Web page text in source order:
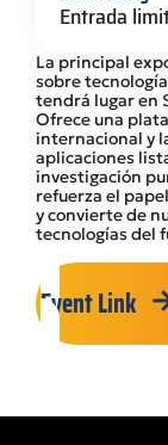
La principal
sobre
tendrá lugar en
Ofrece una
internacional y
aplicaciones
investigación
refuerza el
y convierte de
tecnologías del
Event Link
Entrada